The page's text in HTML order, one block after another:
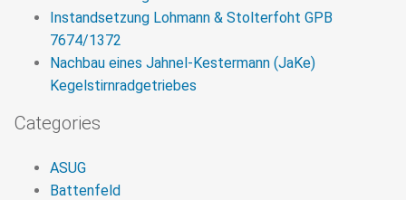
Instandsetzung Lohmann & Stolterfoht GPB
7674/1372
Nachbau eines Jahnel-Kestermann (JaKe)
Kegelstirnradgetriebes
Categories
ASUG
Battenfeld